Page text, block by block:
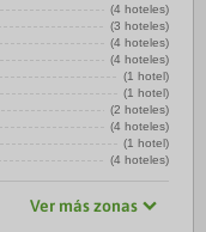
(4 hoteles)
(3 hoteles)
(4 hoteles)
(4 hoteles)
(1 hotel)
(1 hotel)
(2 hoteles)
(4 hoteles)
(1 hotel)
(4 hoteles)
Ver más zonas